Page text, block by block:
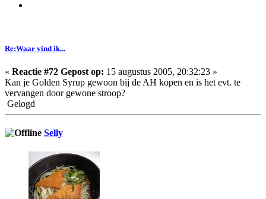
Re:Waar vind ik...
« Reactie #72 Gepost op: 15 augustus 2005, 20:32:23 »
Kan je Golden Syrup gewoon bij de AH kopen en is het evt. te
vervangen door gewone stroop?
Gelogd
Selly